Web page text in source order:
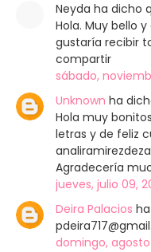
Neyda ha dicho
Hola. Muy bello
gustaría recibir
compartir
sábado,
Unknown ha
Hola muy
letras y de feliz
Agradecería
jueves, julio 09,
Deira Palacios
domingo, agosto